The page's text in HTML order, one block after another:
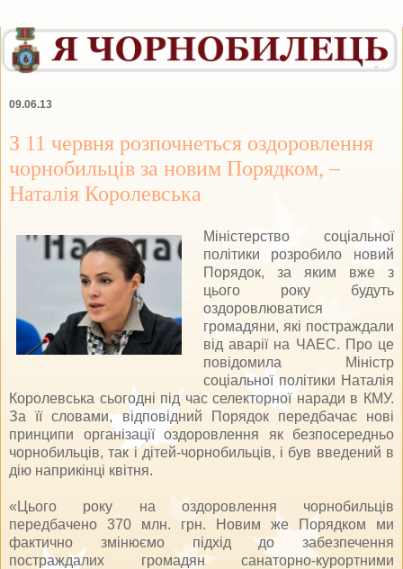
09.06.13
З 11 червня розпочнеться оздоровлення
чорнобильців за новим Порядком, –
Наталія Королевська
Міністерство соціальної
політики розробило новий
Порядок, за яким вже з
цього року будуть
оздоровлюватися
громадяни, які постраждали
від аварії на ЧАЕС. Про це
повідомила Міністр
соціальної політики Наталія
Королевська сьогодні під час селекторної наради в КМУ.
За її словами, відповідний Порядок передбачає нові
принципи організації оздоровлення як безпосередньо
чорнобильців, так і дітей-чорнобильців, і був введений в
дію наприкінці квітня.
«Цього року на оздоровлення чорнобильців
передбачено 370 млн. грн. Новим же Порядком ми
фактично змінюємо підхід до забезпечення
постраждалих громадян санаторно-курортними